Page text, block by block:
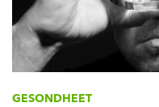
GESONDHEET